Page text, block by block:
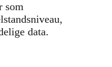
som
data.